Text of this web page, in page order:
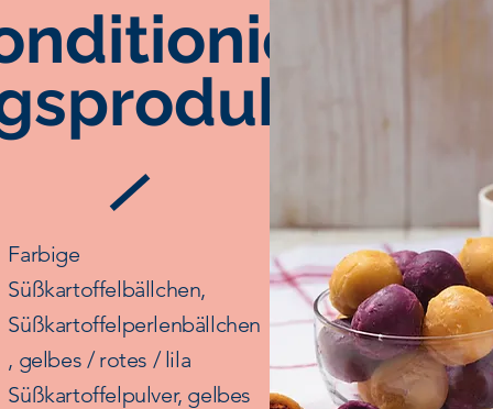
Farbige
Süßkartoffelbällchen,
Süßkartoffelperlenbällchen
, gelbes / rotes / lila
Süßkartoffelpulver, gelbes